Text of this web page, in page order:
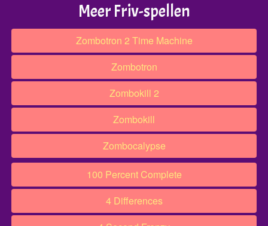
Meer Friv-spellen
Zombotron 2 Time Machine
Zombotron
Zombokill 2
Zombokill
Zombocalypse
100 Percent Complete
4 Differences